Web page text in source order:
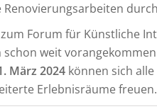
Renovierungsarbeiten
Forum für Künstliche
schon weit
März 2024 können sich
Erlebnisräume freuen.